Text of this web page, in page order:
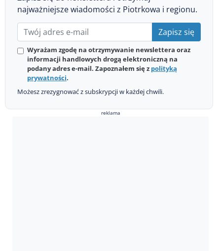
najważniejsze wiadomości z Piotrkowa i regionu.
Zapisz się
Wyrażam zgodę na otrzymywanie newslettera oraz
informacji handlowych drogą elektroniczną na
podany adres e-mail. Zapoznałem się z polityką
prywatności.
Możesz zrezygnować z subskrypcji w każdej chwili.
reklama